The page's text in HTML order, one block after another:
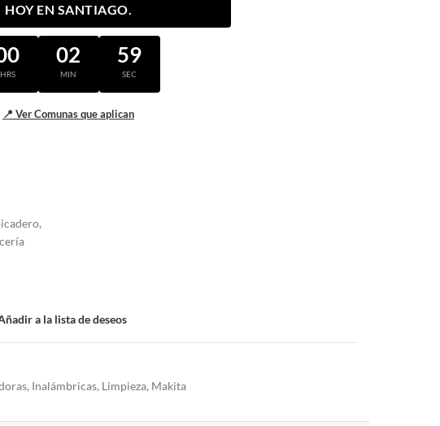
HOY EN SANTIAGO.
HRS
02
MIN
58
SEC
📍 Ver Comunas que aplican
a la lista de deseos
, Inalámbricas, Limpieza, Makita